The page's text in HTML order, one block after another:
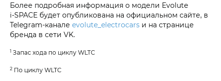
Более подробная информация о модели Evolute
i‑SPACE будет опубликована на официальном сайте, в
Telegram-канале evolute_electrocars и на странице
бренда в сети VK.
1 Запас хода по циклу WLTC
2 По циклу WLTC